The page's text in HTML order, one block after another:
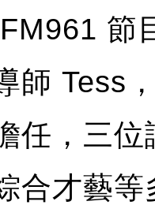
節
師 Tess
任，三
合才藝